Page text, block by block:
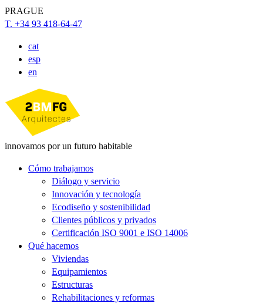
PRAGUE
T. +34 93 418-64-47
cat
esp
en
innovamos por un futuro habitable
Cómo trabajamos
Diálogo y servicio
Innovación y tecnología
Ecodiseño y sostenibilidad
Clientes públicos y privados
Certificación ISO 9001 e ISO 14006
Qué hacemos
Viviendas
Equipamientos
Estructuras
Rehabilitaciones y reformas